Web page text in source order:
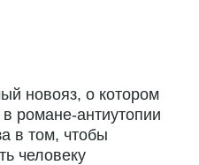
новояз, о котором
романе-антиутопии
в том, чтобы
человеку